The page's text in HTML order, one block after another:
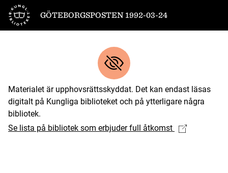
Till startsidan
GÖTEBORGSPOSTEN 1992-03-24
Materialet är upphovsrättsskyddat. Det kan endast läsas
digitalt på Kungliga biblioteket och på ytterligare några
bibliotek.
Se lista på bibliotek som erbjuder full åtkomst